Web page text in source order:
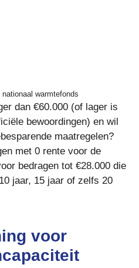
warmtefonds
dan €60.000 (of lager is
bewoordingen) en wil
maatregelen?
met 0 rente voor de
bedragen tot €28.000 die
jaar, 15 jaar of zelfs 20
voor